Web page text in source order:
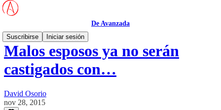
De Avanzada
Suscribirse
Iniciar sesión
Malos esposos ya no serán
castigados con…
David Osorio
nov 28, 2015